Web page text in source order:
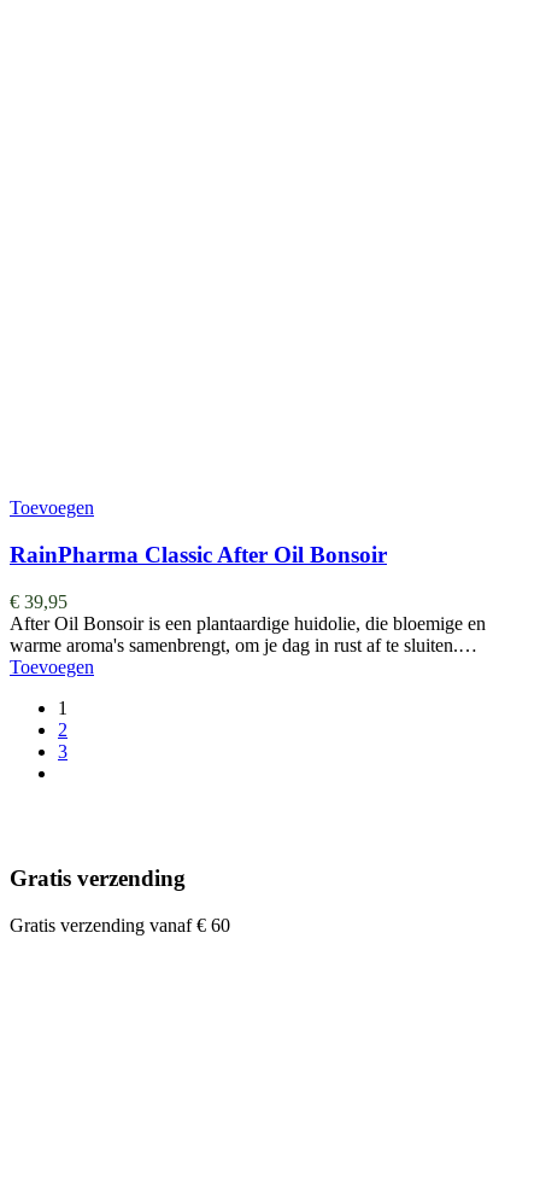
Toevoegen
RainPharma Classic After Oil Bonsoir
€ 39,95
After Oil Bonsoir is een plantaardige huidolie, die bloemige en
warme aroma's samenbrengt, om je dag in rust af te sluiten.…
Toevoegen
1
2
3
Gratis verzending
Gratis verzending vanaf € 60